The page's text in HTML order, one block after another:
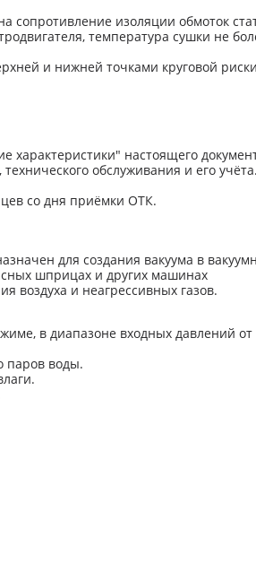
сопротивление изоляции обмоток
температура сушки не
и нижней точками круговой риски
характеристики" настоящего
обслуживания и его учёта.
со дня приёмки ОТК.
для создания вакуума в
шприцах и других машинах
воздуха и неагрессивных газов.
в диапазоне входных давлений от
паров воды.